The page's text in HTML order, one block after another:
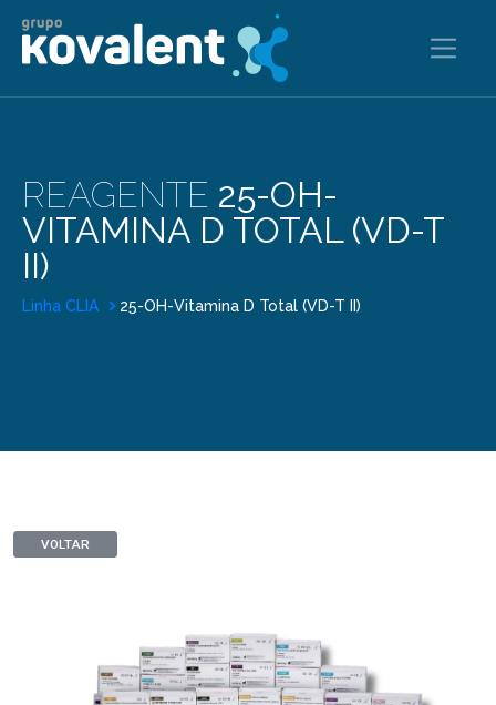
REAGENTE 25-OH-
VITAMINA D TOTAL (VD-T
II)
Linha CLIA 25-OH-Vitamina D Total (VD-T II)
VOLTAR